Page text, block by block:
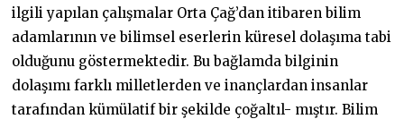
ilgili yapılan çalışmalar Orta Çağ’dan itibaren bilim
adamlarının ve bilimsel eserlerin küresel dolaşıma tabi
olduğunu göstermektedir. Bu bağlamda bilginin
dolaşımı farklı milletlerden ve inançlardan insanlar
tarafından kümülatif bir şekilde çoğaltıl- mıştır. Bilim